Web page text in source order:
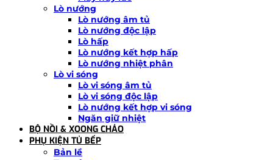
Lò nướng
Lò nướng âm tủ
Lò nướng độc lập
Lò hấp
Lò nướng kết hợp hấp
Lò nướng nhiệt phân
Lò vi sóng
Lò vi sóng âm tủ
Lò vi sóng độc lập
Lò nướng kết hợp vi sóng
Ngăn giữ nhiệt
BỘ NỒI & XOONG CHẢO
PHỤ KIỆN TỦ BẾP
Bản lề